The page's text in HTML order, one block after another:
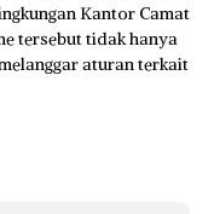
Kantor Camat
tersebut tidak hanya
aturan terkait